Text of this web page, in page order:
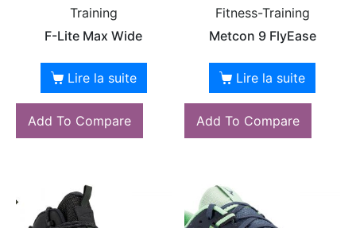
Training
F-Lite Max Wide
Lire la suite
Add To Compare
Fitness-Training
Metcon 9 FlyEase
Lire la suite
Add To Compare